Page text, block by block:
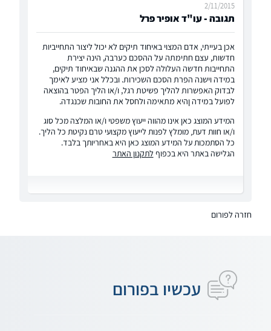
תגובה - עו"ד אופיר פרל
2/11/2015
אכן בעייתי, אדם המצוי באיחוד תיקים לא יכול ליצור התחייביות
חדשות, עצם חתימתה על ההסכם כערבה, הינה יצירת
התחייבות חדשה העלולה לסכן את ההגנה שבאיחוד תיקים,
במידה וישנה הפרת הסכם השכירות. ובכלל אני מציע לאימך
לבדוק האפשרות להליך פשיטת רגל, ו/או הליך הפטר בהוצאה
לפועל במידה ןהיא מתאימה ולחסל את החובות שכנגדה.
המידע המוצג כאן אינו מהווה ייעוץ משפטי ו/או המלצה מכל סוג
ו/או חוות דעת, מומלץ לפנות לייעוץ מקצועי טרם נקיטת כל הליך.
כל הסתמכות על המידע המוצג כאן היא באחריותך בלבד.
הגלישה באתר היא בכפוף לתקנון האתר
חזרה לפורום
עכשיו בפורום